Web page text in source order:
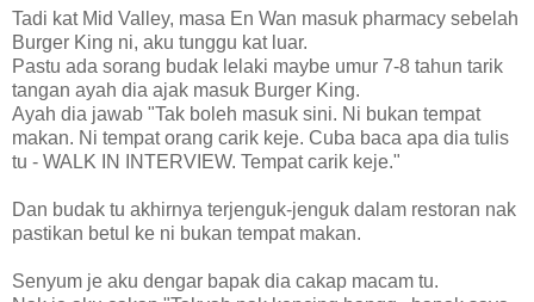
Tadi kat Mid Valley, masa En Wan masuk pharmacy sebelah
Burger King ni, aku tunggu kat luar.
Pastu ada sorang budak lelaki maybe umur 7-8 tahun tarik
tangan ayah dia ajak masuk Burger King.
Ayah dia jawab "Tak boleh masuk sini. Ni bukan tempat
makan. Ni tempat orang carik keje. Cuba baca apa dia tulis
tu - WALK IN INTERVIEW. Tempat carik keje."
Dan budak tu akhirnya terjenguk-jenguk dalam restoran nak
pastikan betul ke ni bukan tempat makan.
Senyum je aku dengar bapak dia cakap macam tu.